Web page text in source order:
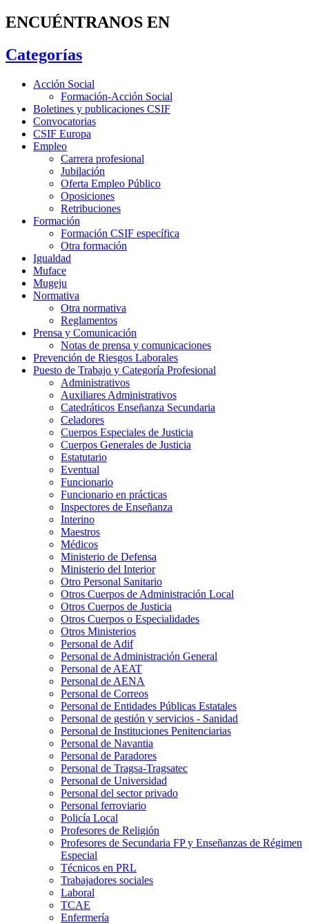
ENCUÉNTRANOS EN
Categorías
Acción Social
Formación-Acción Social
Boletines y publicaciones CSIF
Convocatorias
CSIF Europa
Empleo
Carrera profesional
Jubilación
Oferta Empleo Público
Oposiciones
Retribuciones
Formación
Formación CSIF específica
Otra formación
Igualdad
Muface
Mugeju
Normativa
Otra normativa
Reglamentos
Prensa y Comunicación
Notas de prensa y comunicaciones
Prevención de Riesgos Laborales
Puesto de Trabajo y Categoría Profesional
Administrativos
Auxiliares Administrativos
Catedráticos Enseñanza Secundaria
Celadores
Cuerpos Especiales de Justicia
Cuerpos Generales de Justicia
Estatutario
Eventual
Funcionario
Funcionario en prácticas
Inspectores de Enseñanza
Interino
Maestros
Médicos
Ministerio de Defensa
Ministerio del Interior
Otro Personal Sanitario
Otros Cuerpos de Administración Local
Otros Cuerpos de Justicia
Otros Cuerpos o Especialidades
Otros Ministerios
Personal de Adif
Personal de Administración General
Personal de AEAT
Personal de AENA
Personal de Correos
Personal de Entidades Públicas Estatales
Personal de gestión y servicios - Sanidad
Personal de Instituciones Penitenciarias
Personal de Navantia
Personal de Paradores
Personal de Tragsa-Tragsatec
Personal de Universidad
Personal del sector privado
Personal ferroviario
Policía Local
Profesores de Religión
Profesores de Secundaria FP y Enseñanzas de Régimen
Especial
Técnicos en PRL
Trabajadores sociales
Laboral
TCAE
Enfermería